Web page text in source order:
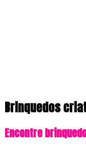
Brinquedos
Encontre